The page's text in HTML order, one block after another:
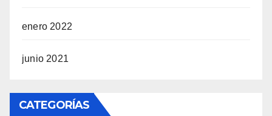
enero 2022
junio 2021
CATEGORÍAS